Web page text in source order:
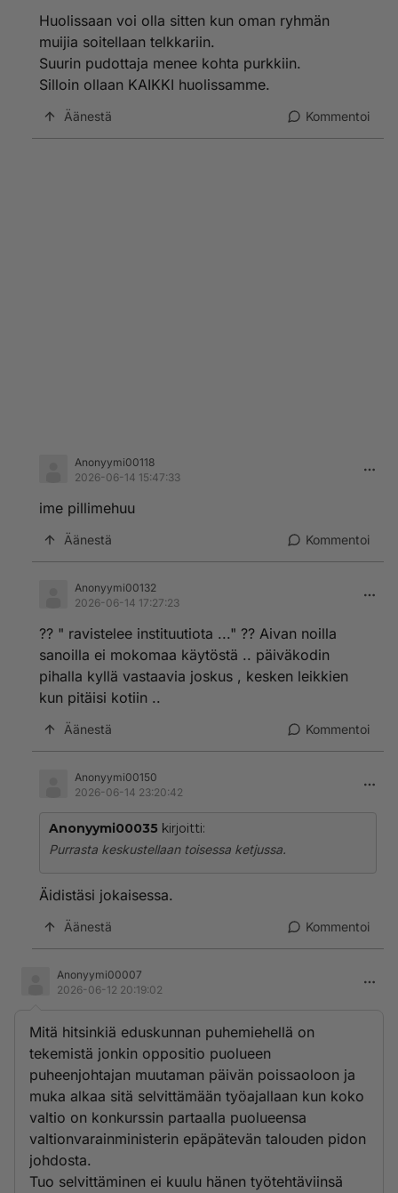
Huolissaan voi olla sitten kun oman ryhmän
muijia soitellaan telkkariin.
Suurin pudottaja menee kohta purkkiin.
Silloin ollaan KAIKKI huolissamme.
Äänestä Kommentoi
Anonyymi00118
2026-06-14 15:47:33
ime pillimehuu
Äänestä Kommentoi
Anonyymi00132
2026-06-14 17:27:23
?? " ravistelee instituutiota ..." ?? Aivan noilla
sanoilla ei mokomaa käytöstä .. päiväkodin
pihalla kyllä vastaavia joskus , kesken leikkien
kun pitäisi kotiin ..
Äänestä Kommentoi
Anonyymi00150
2026-06-14 23:20:42
Anonyymi00035 kirjoitti:
Purrasta keskustellaan toisessa ketjussa.
Äidistäsi jokaisessa.
Äänestä Kommentoi
Anonyymi00007
2026-06-12 20:19:02
Mitä hitsinkiä eduskunnan puhemiehellä on
tekemistä jonkin oppositio puolueen
puheenjohtajan muutaman päivän poissaoloon ja
muka alkaa sitä selvittämään työajallaan kun koko
valtio on konkurssin partaalla puolueensa
valtionvarainministerin epäpätevän talouden pidon
johdosta.
Tuo selvittäminen ei kuulu hänen työtehtäviinsä